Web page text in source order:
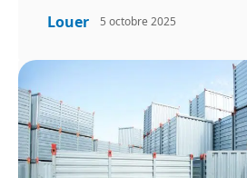
Louer 5 octobre 2025